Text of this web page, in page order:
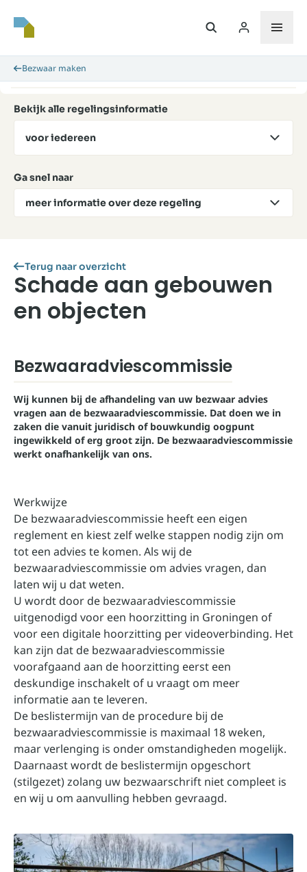
Bezwaar maken
Bekijk alle regelingsinformatie
voor iedereen
Ga snel naar
meer informatie over deze regeling
Terug naar overzicht
Schade aan gebouwen
en objecten
Bezwaaradviescommissie
Wij kunnen bij de afhandeling van uw bezwaar advies
vragen aan de bezwaaradviescommissie. Dat doen we in
zaken die vanuit juridisch of bouwkundig oogpunt
ingewikkeld of erg groot zijn. De bezwaaradviescommissie
werkt onafhankelijk van ons.
Werkwijze
De bezwaaradviescommissie heeft een eigen
reglement en kiest zelf welke stappen nodig zijn om
tot een advies te komen. Als wij de
bezwaaradviescommissie om advies vragen, dan
laten wij u dat weten.
U wordt door de bezwaaradviescommissie
uitgenodigd voor een hoorzitting in Groningen of
voor een digitale hoorzitting per videoverbinding. Het
kan zijn dat de bezwaaradviescommissie
voorafgaand aan de hoorzitting eerst een
deskundige inschakelt of u vraagt om meer
informatie aan te leveren.
De beslistermijn van de procedure bij de
bezwaaradviescommissie is maximaal 18 weken,
maar verlenging is onder omstandigheden mogelijk.
Daarnaast wordt de beslistermijn opgeschort
(stilgezet) zolang uw bezwaarschrift niet compleet is
en wij u om aanvulling hebben gevraagd.